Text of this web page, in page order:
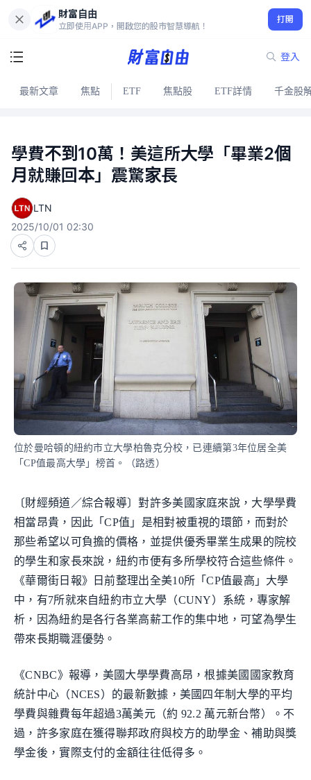
財富自由
立即使用APP，開啟您的股市智慧導航！
打開
登入
最新文章 焦點 ETF 焦點股 ETF詳情 千金股
學費不到10萬！美這所大學「畢業2個
月就賺回本」震驚家長
LTN
2025/10/01 02:30
位於曼哈頓的紐約市立大學柏魯克分校，已連續第3年位居全美
「CP值最高大學」榜首。（路透）
〔財經頻道／綜合報導〕對許多美國家庭來說，大學學費
相當昂貴，因此「CP值」是相對被重視的環節，而對於
那些希望以可負擔的價格，並提供優秀畢業生成果的院校
的學生和家長來說，紐約市便有多所學校符合這些條件。
《華爾街日報》日前整理出全美10所「CP值最高」大學
中，有7所就來自紐約市立大學（CUNY）系統，專家解
析，因為紐約是各行各業高薪工作的集中地，可望為學生
帶來長期職涯優勢。
《CNBC》報導，美國大學學費高昂，根據美國國家教育
統計中心（NCES）的最新數據，美國四年制大學的平均
學費與雜費每年超過3萬美元（約 92.2 萬元新台幣）。不
過，許多家庭在獲得聯邦政府與校方的助學金、補助與獎
學金後，實際支付的金額往往低得多。